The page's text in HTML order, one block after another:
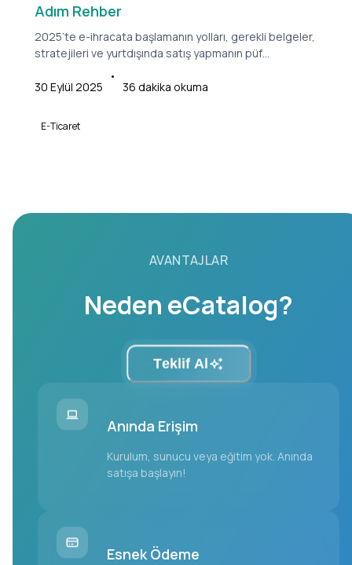
Adım Rehber
2025’te e-ihracata başlamanın yolları, gerekli belgeler,
stratejileri ve yurtdışında satış yapmanın püf
30 Eylül 2025
•
36 dakika okuma
E-Ticaret
AVANTAJLAR
Neden eCatalog?
Teklif Al
Anında Erişim
Kurulum, sunucu veya eğitim yok. Anında
satışa başlayın!
Esnek Ödeme